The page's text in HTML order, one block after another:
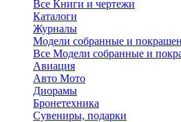
Все Книги и чертежи
Каталоги
Журналы
Модели собранные и
Все Модели собранные и
Авиация
Авто Мото
Диорамы
Бронетехника
Сувениры, подарки